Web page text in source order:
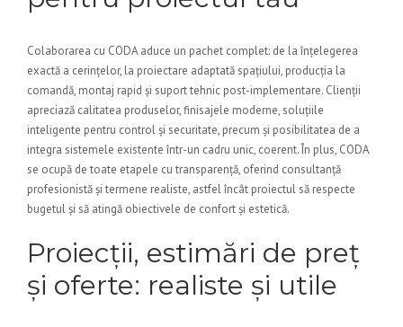
Colaborarea cu CODA aduce un pachet complet: de la înțelegerea
exactă a cerințelor, la proiectare adaptată spațiului, producția la
comandă, montaj rapid și suport tehnic post-implementare. Clienții
apreciază calitatea produselor, finisajele moderne, soluțiile
inteligente pentru control și securitate, precum și posibilitatea de a
integra sistemele existente într-un cadru unic, coerent. În plus, CODA
se ocupă de toate etapele cu transparență, oferind consultanță
profesionistă și termene realiste, astfel încât proiectul să respecte
bugetul și să atingă obiectivele de confort și estetică.
Proiecții, estimări de preț
și oferte: realiste și utile